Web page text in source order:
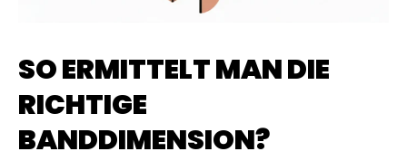
SO ERMITTELT MAN DIE
RICHTIGE
BANDDIMENSION?